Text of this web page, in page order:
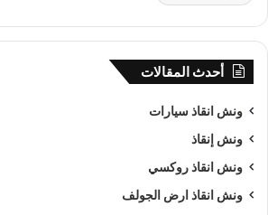
أحدث المقالات
ونش انقاذ سيارات
ونش إنقاذ
ونش انقاذ روكسي
ونش انقاذ ارض الجولف